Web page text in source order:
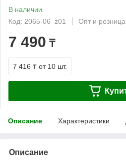
В наличии
Код: 2065-06_z01
Опт и розница
7 490 ₸
7 416 ₸ от 10 шт.
Описание Характеристики
Описание